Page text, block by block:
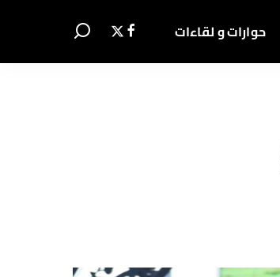
حوارات و لقاءات